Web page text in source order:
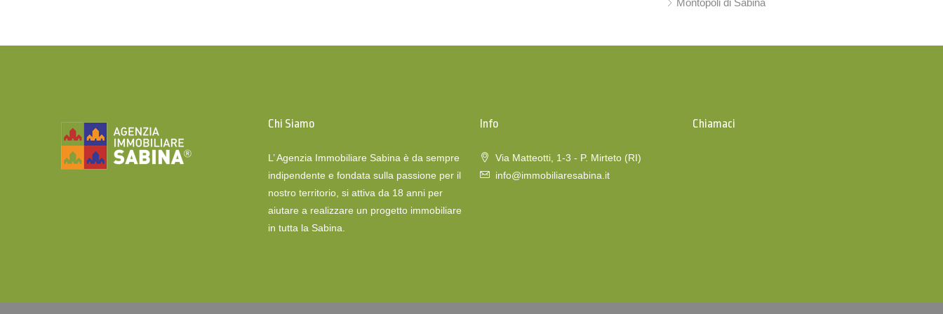
Montopoli di Sabina
Chi Siamo
L’ Agenzia Immobiliare Sabina è da sempre
indipendente e fondata sulla passione per il
nostro territorio, si attiva da 18 anni per
aiutare a realizzare un progetto immobiliare
in tutta la Sabina.
Info
Via Matteotti, 1-3 - P. Mirteto (RI)
info@immobiliaresabina.it
Chiamaci